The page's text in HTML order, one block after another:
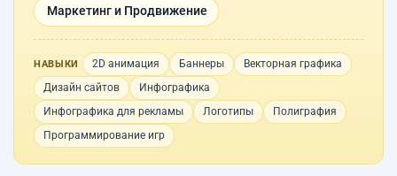
Маркетинг и Продвижение
НАВЫКИ 2D анимация Баннеры
Векторная графика
Дизайн сайтов
Инфографика
Инфографика для рекламы
Логотипы
Полиграфия
Программирование игр